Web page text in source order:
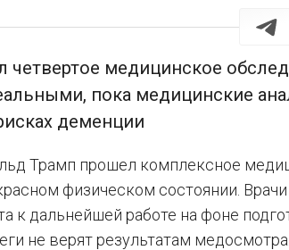
медицинское
пока медицинские
деменции
Трамп прошел комплексное
физическом состоянии.
к дальнейшей работе на фоне
не верят результатам